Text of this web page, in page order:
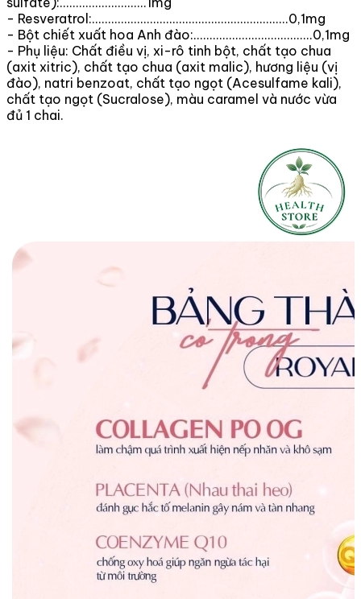
- Resveratrol:.............................................................0,1mg
- Bột chiết xuất hoa Anh đào:.....................................0,1mg
- Phụ liệu: Chất điều vị, xi-rô tinh bột, chất tạo chua
(axit xitric), chất tạo chua (axit malic), hương liệu (vị
đào), natri benzoat, chất tạo ngọt (Acesulfame kali),
chất tạo ngọt (Sucralose), màu caramel và nước vừa
đủ 1 chai.